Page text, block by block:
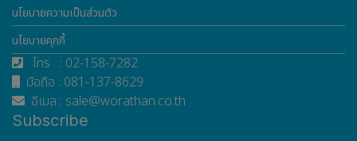
นโยบายความเป็นส่วนตัว
นโยบายคุกกี้
โทร : 02-158-7282
มือถือ : 081-137-8629
อีเมล : sale@worathan.co.th
Subscribe
เข้าสู่เว็บไซต์